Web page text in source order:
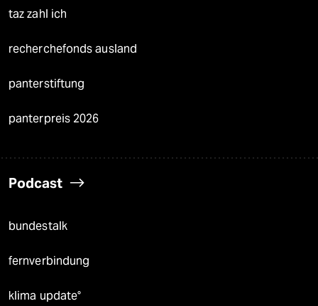
taz zahl ich
recherchefonds ausland
panterstiftung
panterpreis 2026
Podcast
bundestalk
fernverbindung
klima update°